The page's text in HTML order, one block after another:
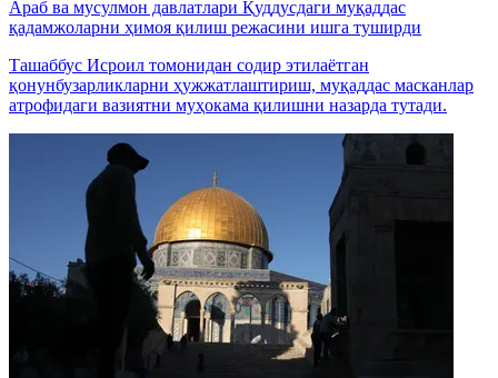
Араб ва мусулмон давлатлари Қуддусдаги муқаддас
қадамжоларни ҳимоя қилиш режасини ишга туширди
Ташаббус Исроил томонидан содир этилаётган
қонунбузарликларни ҳужжатлаштириш, муқаддас масканлар
атрофидаги вазиятни муҳокама қилишни назарда тутади.